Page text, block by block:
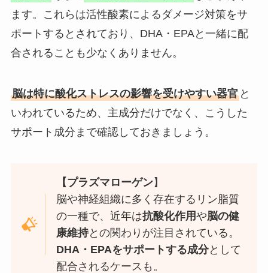
ます。これらは活性酸素によるダメージ対策をサ
ポートするとされており、DHA・EPAと一緒に配
合されることも少なくありません。
脳は特に酸化ストレスの影響を受けやすい器官と
いわれているため、主成分だけでなく、こうした
サポート成分まで確認しておきましょう。
【プラズマローゲン】
脳や神経組織に多く存在するリン脂質
の一種で、近年は抗酸化作用や脳の健
康維持との関わりが注目されている。
DHA・EPAをサポートする成分として
配合されるケースも。